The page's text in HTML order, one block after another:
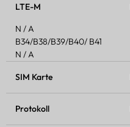
LTE-M
N / A
B34/B38/B39/B40/ B41
N / A
SIM Karte
Protokoll